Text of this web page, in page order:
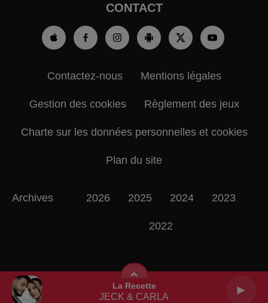
La Recette
JECK & CARLA
CONTACT
Contactez-nous Mentions légales
Gestion des cookies Règlement des jeux
Charte sur les données personnelles et cookies
Plan du site
Archives 2026 2025 2024 2023
2022